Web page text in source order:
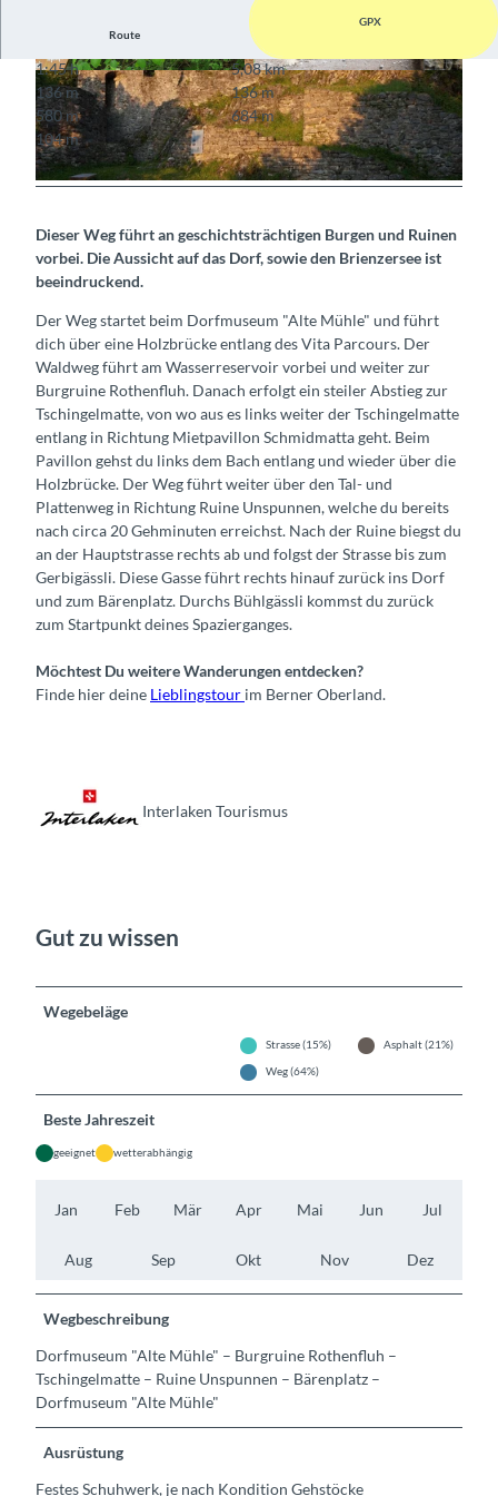
© Interlaken Tourismus, Interlaken Tourismus
© Interlaken Tourismus, Interlaken Tourismus © Interlaken Tourismus, Interlaken Tourismus
Route
GPX
1:45 h
5,08 km
136 m
136 m
580 m
684 m
104 m
Dieser Weg führt an geschichtsträchtigen Burgen und Ruinen
vorbei. Die Aussicht auf das Dorf, sowie den Brienzersee ist
beeindruckend.
Der Weg startet beim Dorfmuseum "Alte Mühle" und führt
dich über eine Holzbrücke entlang des Vita Parcours. Der
Waldweg führt am Wasserreservoir vorbei und weiter zur
Burgruine Rothenfluh. Danach erfolgt ein steiler Abstieg zur
Tschingelmatte, von wo aus es links weiter der Tschingelmatte
entlang in Richtung Mietpavillon Schmidmatta geht. Beim
Pavillon gehst du links dem Bach entlang und wieder über die
Holzbrücke. Der Weg führt weiter über den Tal- und
Plattenweg in Richtung Ruine Unspunnen, welche du bereits
nach circa 20 Gehminuten erreichst. Nach der Ruine biegst du
an der Hauptstrasse rechts ab und folgst der Strasse bis zum
Gerbigässli. Diese Gasse führt rechts hinauf zurück ins Dorf
und zum Bärenplatz. Durchs Bühlgässli kommst du zurück
zum Startpunkt deines Spazierganges.
Möchtest Du weitere Wanderungen entdecken?
Finde hier deine Lieblingstour im Berner Oberland.
Interlaken Tourismus
Gut zu wissen
Wegebeläge
Strasse (15%)
Asphalt (21%)
Weg (64%)
Beste Jahreszeit
geeignet wetterabhängig
Jan Feb Mär Apr Mai Jun Jul
Aug Sep Okt Nov Dez
Wegbeschreibung
Dorfmuseum "Alte Mühle" – Burgruine Rothenfluh –
Tschingelmatte – Ruine Unspunnen – Bärenplatz –
Dorfmuseum "Alte Mühle"
Ausrüstung
Festes Schuhwerk, je nach Kondition Gehstöcke